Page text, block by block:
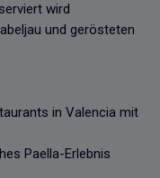
wird
und gerösteten
in Valencia mit
Paella-Erlebnis